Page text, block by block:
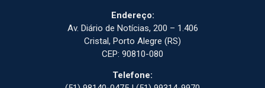
Endereço:
Av. Diário de Notícias, 200 – 1.406
Cristal, Porto Alegre (RS)
CEP: 90810-080
Telefone: